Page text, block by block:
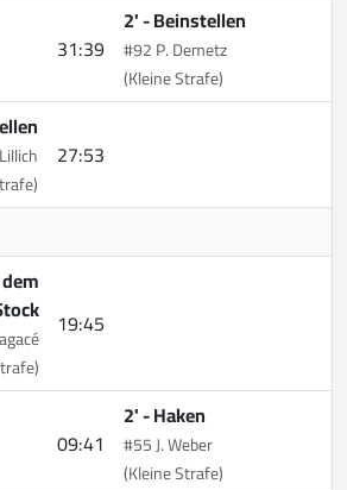
31:39
2' -Beinstellen
#92 P. Demetz
(Kleine Strafe)
27:53
19:45
09:41
2' -Haken
#55 J. Weber
(Kleine Strafe)